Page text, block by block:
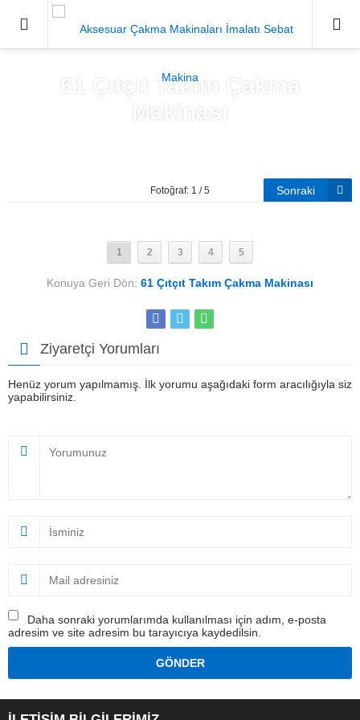
61 Çıtçıt Takım Çakma
Makinası
Fotoğraf: 1 / 5 Sonraki
1 2 3 4 5
Konuya Geri Dön: 61 Çıtçıt Takım Çakma Makinası
Ziyaretçi Yorumları
Henüz yorum yapılmamış. İlk yorumu aşağıdaki form aracılığıyla siz
yapabilirsiniz.
Daha sonraki yorumlarımda kullanılması için adım, e-posta
adresim ve site adresim bu tarayıcıya kaydedilsin.